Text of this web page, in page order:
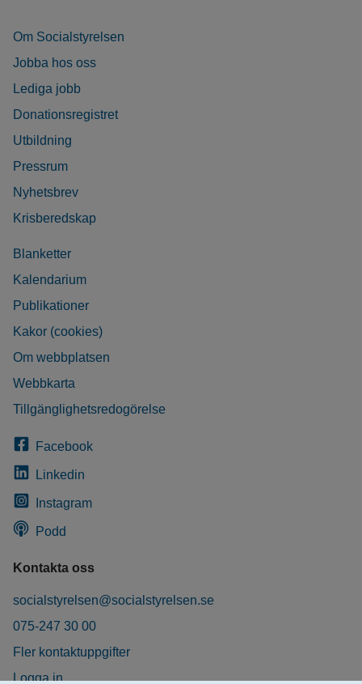
Om Socialstyrelsen
Jobba hos oss
Lediga jobb
Donationsregistret
Utbildning
Pressrum
Nyhetsbrev
Krisberedskap
Blanketter
Kalendarium
Publikationer
Kakor (cookies)
Om webbplatsen
Webbkarta
Tillgänglighetsredogörelse
Facebook
Linkedin
Instagram
Podd
Kontakta oss
socialstyrelsen@socialstyrelsen.se
075-247 30 00
Fler kontaktuppgifter
Logga in